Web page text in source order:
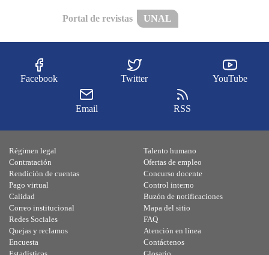
Portal de revistas UNAL
Facebook Twitter YouTube
Email RSS
Régimen legal
Contratación
Rendición de cuentas
Pago virtual
Calidad
Talento humano
Ofertas de empleo
Concurso docente
Control interno
Buzón de notificaciones
Correo institucional
Redes Sociales
Quejas y reclamos
Encuesta
Mapa del sitio
FAQ
Atención en línea
Contáctenos